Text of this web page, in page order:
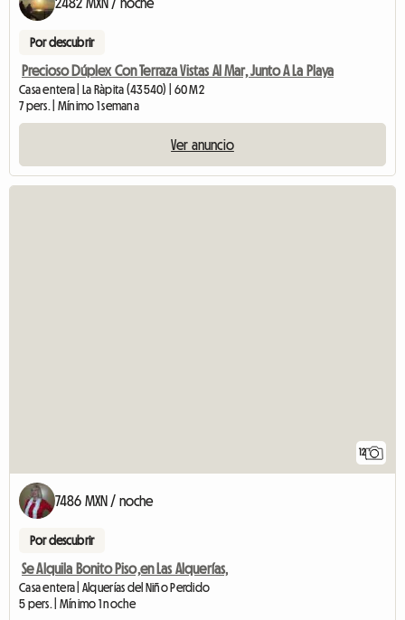
2482 MXN / noche
Por descubrir
Precioso Dúplex Con Terraza Vistas Al Mar, Junto A La Playa
Casa entera | La Ràpita (43540) | 60 M2
7 pers. | Mínimo 1 semana
Ver anuncio
12
7486 MXN / noche
Por descubrir
Se Alquila Bonito Piso,en Las Alquerías,
Casa entera | Alquerías del Niño Perdido
5 pers. | Mínimo 1 noche